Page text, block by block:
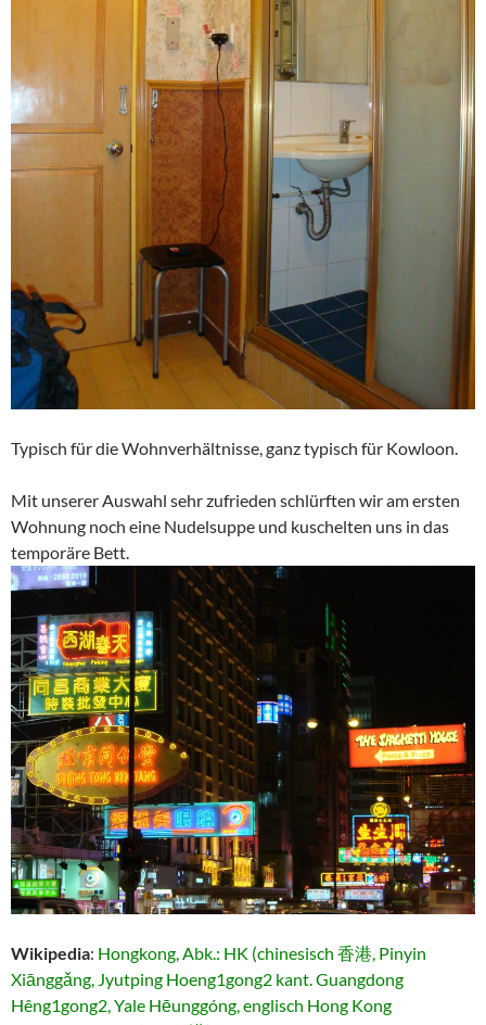
Typisch für die Wohnverhältnisse, ganz typisch für Kowloon.
Mit unserer Auswahl sehr zufrieden schlürften wir am ersten
Wohnung noch eine Nudelsuppe und kuschelten uns in das
temporäre Bett.
Wikipedia: Hongkong, Abk.: HK (chinesisch 香港, Pinyin
Xiānggǎng, Jyutping Hoeng1gong2 kant. Guangdong
Hêng1gong2, Yale Hēunggóng, englisch Hong Kong